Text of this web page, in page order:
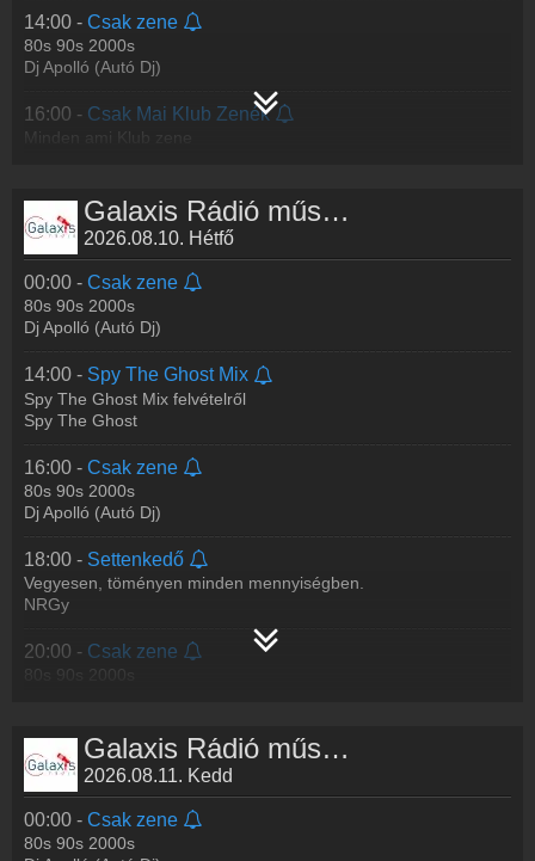
14:00 - Csak zene
80s 90s 2000s
Dj Apolló (Autó Dj)
16:00 - Csak Mai Klub Zenék
Minden ami Klub zene
18:00 -Lemezbörze
90-es 2000-es és napjaink zenéi
Ati
20:00 - Sárkánybarlang - Mushu
Sárkánybarlang
21:00 - Csak zene
80s 90s 2000s
Dj Apolló (Autó Dj)
Galaxis Rádió műsorai
2026.08.10. Hétfő
00:00 - Csak zene
80s 90s 2000s
Dj Apolló (Autó Dj)
14:00 - Spy The Ghost Mix
Spy The Ghost Mix felvételről
Spy The Ghost
16:00 - Csak zene
80s 90s 2000s
Dj Apolló (Autó Dj)
18:00 - Settenkedő
Vegyesen, töményen minden mennyiségben.
NRGy
20:00 - Csak zene
80s 90s 2000s
Galaxis Rádió műsorai
2026.08.11. Kedd
00:00 - Csak zene
80s 90s 2000s